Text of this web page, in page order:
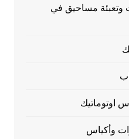
وتعبئة مساحيق في
اوتوماتيك
وأكياس